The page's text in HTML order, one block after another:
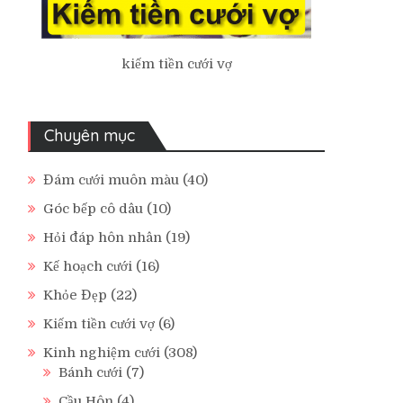
kiếm tiền cưới vợ
Chuyên mục
Đám cưới muôn màu (40)
Góc bếp cô dâu (10)
Hỏi đáp hôn nhân (19)
Kế hoạch cưới (16)
Khỏe Đẹp (22)
Kiếm tiền cưới vợ (6)
Kinh nghiệm cưới (308)
Bánh cưới (7)